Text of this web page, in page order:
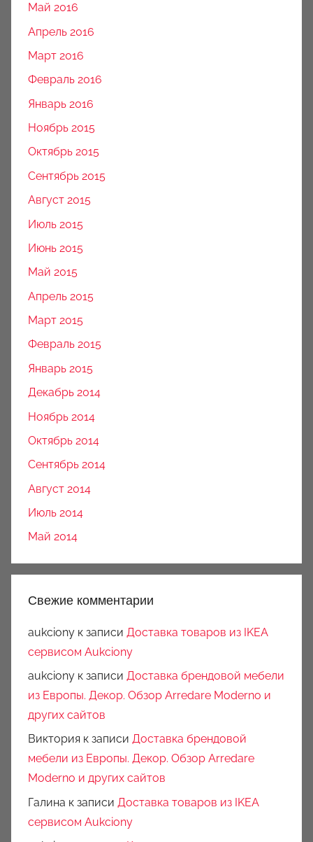
Май 2016
Апрель 2016
Март 2016
Февраль 2016
Январь 2016
Ноябрь 2015
Октябрь 2015
Сентябрь 2015
Август 2015
Июль 2015
Июнь 2015
Май 2015
Апрель 2015
Март 2015
Февраль 2015
Январь 2015
Декабрь 2014
Ноябрь 2014
Октябрь 2014
Сентябрь 2014
Август 2014
Июль 2014
Май 2014
Свежие комментарии
aukciony к записи Доставка товаров из IKEA
сервисом Aukciony
aukciony к записи Доставка брендовой мебели
из Европы. Декор. Обзор Arredare Moderno и
других сайтов
Виктория к записи Доставка брендовой
мебели из Европы. Декор. Обзор Arredare
Moderno и других сайтов
Галина к записи Доставка товаров из IKEA
сервисом Aukciony